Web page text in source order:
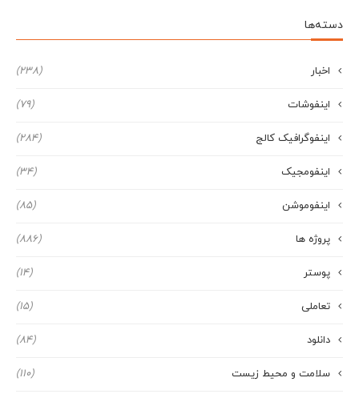
دسته‌ها
اخبار (238)
اینفوشات (79)
اینفوگرافیک کالج (284)
اینفومجیک (34)
اینفوموشن (85)
پروژه ها (886)
پوستر (14)
تعاملی (15)
دانلود (84)
سلامت و محیط زیست (110)